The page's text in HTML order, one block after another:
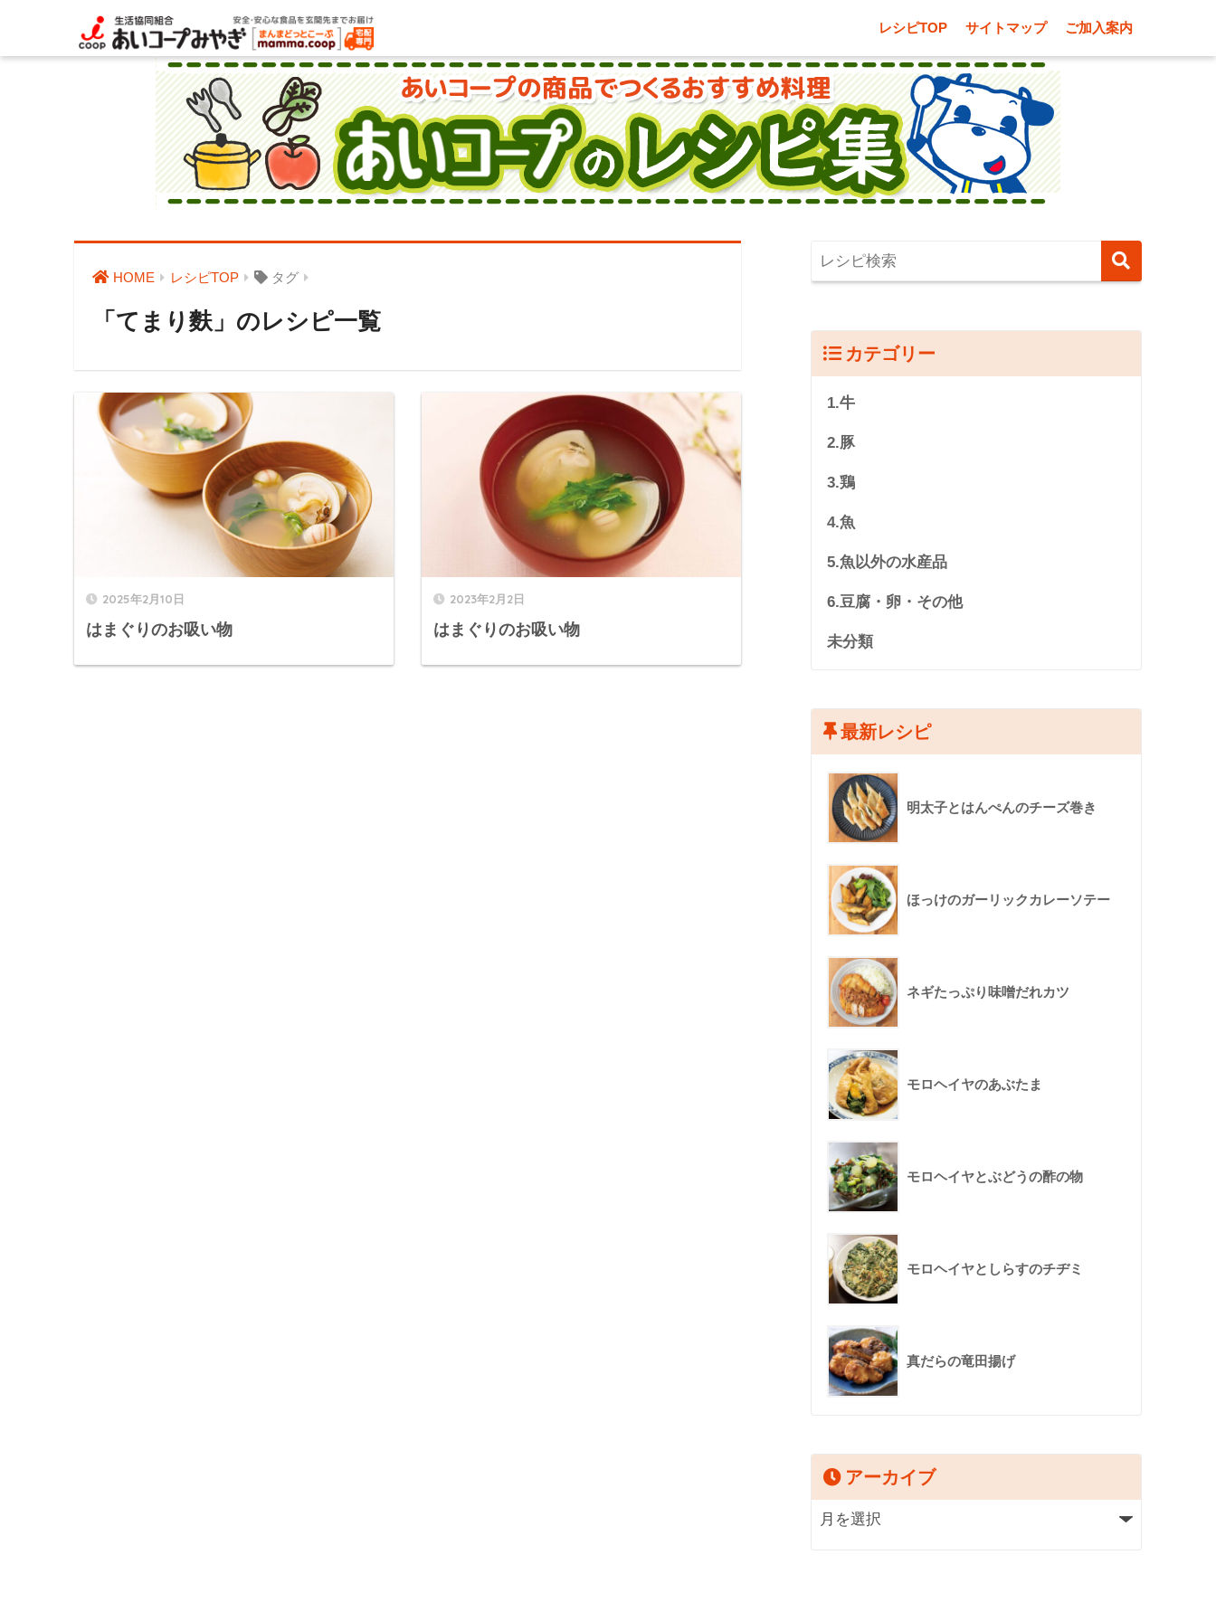
レシピTOP サイトマップ ご加入案内
HOME レシピTOP タグ
「てまり麩」のレシピ一覧
2025年2月10日
はまぐりのお吸い物
2023年2月2日
はまぐりのお吸い物
カテゴリー
1.牛
2.豚
3.鶏
4.魚
5.魚以外の水産品
6.豆腐・卵・その他
未分類
最新レシピ
明太子とはんぺんのチーズ巻き
ほっけのガーリックカレーソテー
ネギたっぷり味噌だれカツ
モロヘイヤのあぶたま
モロヘイヤとぶどうの酢の物
モロヘイヤとしらすのチヂミ
真だらの竜田揚げ
アーカイブ